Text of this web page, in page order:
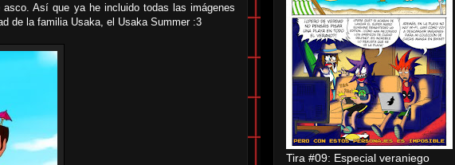
Así que ya he incluido todas las imágenes
de la familia Usaka, el Usaka Summer :3
Tira #09: Especial veraniego